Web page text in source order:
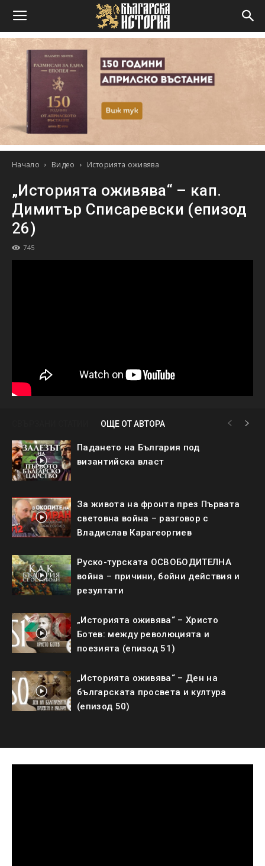
Начало Видео Историята оживява
„Историята оживява“ – кап.
Димитър Списаревски (епизод
26)
745
ОЩЕ ОТ АВТОРА
Падането на България под
византийска власт
За живота на фронта през Първата
световна война – разговор с
Владислав Карагеоргиев
Руско-турската ОСВОБОДИТЕЛНА
война – причини, бойни действия и
резултати
„Историята оживява“ – Христо
Ботев: между революцията и
поезията (епизод 51)
„Историята оживява“ – Ден на
българската просвета и култура
(епизод 50)